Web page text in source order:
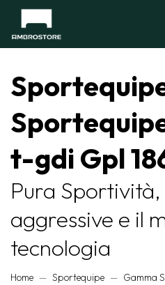
t-gdi Gpl
Pura Sportività,
aggressive e il
tecnologia
Home Sportequipe
Gamma